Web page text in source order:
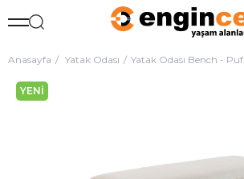
Anasayfa Yatak Odası Yatak Odası Bench - Puf
YENI